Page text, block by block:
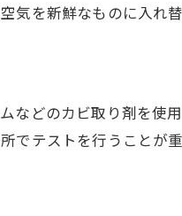
気を新鮮なものに入れ
などのカビ取り剤を使
でテストを行うことが